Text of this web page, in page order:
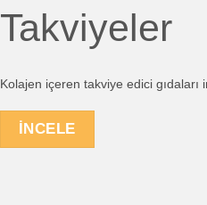
Takviyeler
Kolajen içeren takviye edici gıdaları
İNCELE